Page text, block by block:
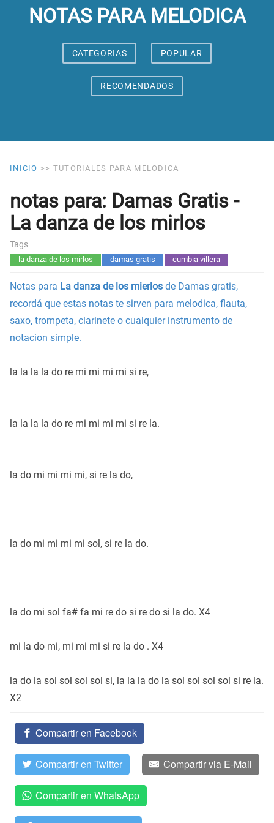
NOTAS PARA MELODICA
CATEGORIAS POPULAR
RECOMENDADOS
INICIO >> TUTORIALES PARA MELODICA
notas para: Damas Gratis -
La danza de los mirlos
Tags
la danza de los mirlos damas gratis cumbia villera
Notas para La danza de los mierlos de Damas gratis,
recordá que estas notas te sirven para melodica, flauta,
saxo, trompeta, clarinete o cualquier instrumento de
notacion simple.
la la la la do re mi mi mi mi si re,
la la la la do re mi mi mi mi si re la.
la do mi mi mi mi, si re la do,
la do mi mi mi mi sol, si re la do.
la do mi sol fa# fa mi re do si re do si la do. X4
mi la do mi, mi mi mi si re la do . X4
la do la sol sol sol sol si, la la la do la sol sol sol sol si re la.
X2
Compartir en Facebook
Compartir en Twitter Compartir via E-Mail
Compartir en WhatsApp